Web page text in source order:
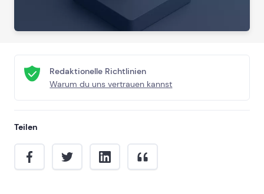
Redaktionelle Richtlinien
Warum du uns vertrauen kannst
Teilen